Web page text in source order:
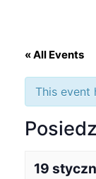
« All Events
This event
19